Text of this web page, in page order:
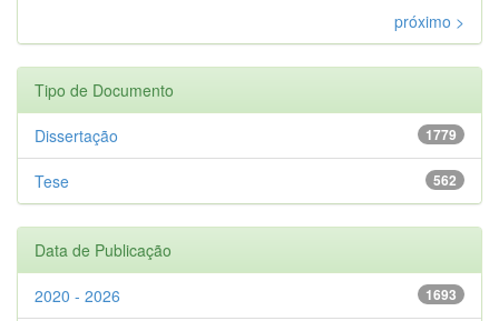
próximo >
Tipo de Documento
1779
Dissertação
562
Tese
Data de Publicação
1693
2020 - 2026